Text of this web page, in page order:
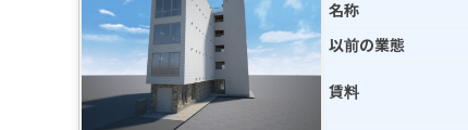
名称
以前の業態
賃料